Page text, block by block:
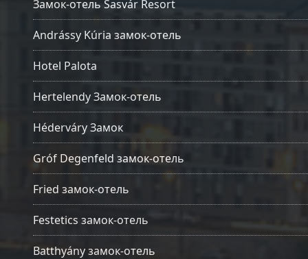
Замок-отель Sasvár Resort
Andrássy Kúria замок-отель
Hotel Palota
Hertelendy Замок-отель
Héderváry Замок
Gróf Degenfeld замок-отель
Fried замок-отель
Festetics замок-отель
Batthyány замок-отель